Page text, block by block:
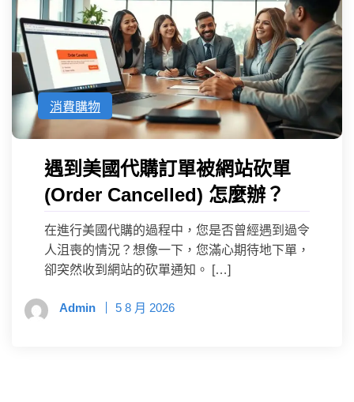
消費購物
遇到美國代購訂單被網站砍單
(Order Cancelled) 怎麼辦？
在進行美國代購的過程中，您是否曾經遇到過令
人沮喪的情況？想像一下，您滿心期待地下單，
卻突然收到網站的砍單通知。 […]
Admin 5 8 月 2026